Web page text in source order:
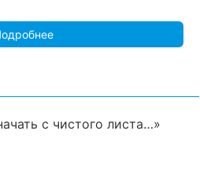
с чистого листа…»